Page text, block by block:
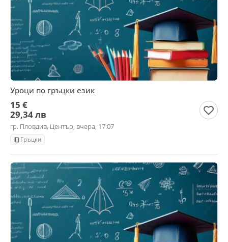
Уроци по гръцки език
15 €
29,34 лв
гр. Пловдив, Център, вчера, 17:07
Гръцки